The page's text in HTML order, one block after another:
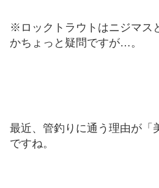
※ロックトラウトはニジマス
かちょっと疑問ですが…。
最近、管釣りに通う理由が「
ですね。